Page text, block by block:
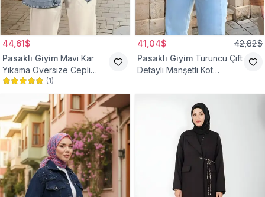
44,61$
Pasaklı Giyim Mavi Kar
Yıkama Oversize Cepli
Düğmeli Tesettür Gömlek
(1)
41,04$ 42,82$
Pasaklı Giyim Turuncu Çift
Detaylı Manşetli Kot